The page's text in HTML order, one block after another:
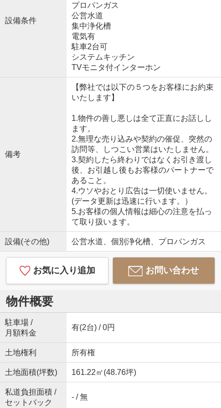
設備条件
プロパンガス
公営水道
集中浄化槽
電気有
駐車2台可
システムキッチン
TVモニタ付インターホン
備考
【弊社では以下の５つをお客様にお約束
いたします】
1.物件の善し悪しは全て正直にお話しし
ます。
2.無理な売り込みや契約の催促、突然の
訪問等、しつこい営業はいたしません。
3.契約したら終わりではなくお引き渡し
後、お引越し後もお客様のパートナーで
あること。
4.ウソやおとり広告は一切使いません。
(データ更新は迅速に行います。）
5.お客様の個人情報は細心の注意を払っ
て取り扱います。
設備(その他) 公営水道、個別浄化槽、プロパンガス
お気に入り追加 お問い合わせ
物件概要
駐車場 /
月額料金
有(2台) / 0円
土地権利 所有権
土地面積(坪数) 161.22㎡(48.76坪)
私道負担面積 /
セットバック
- / 無